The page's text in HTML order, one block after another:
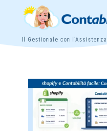
Il Gestionale con